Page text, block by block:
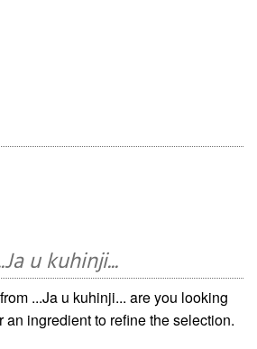
u kuhinji...
...Ja u kuhinji... are you looking
an ingredient to refine the selection.